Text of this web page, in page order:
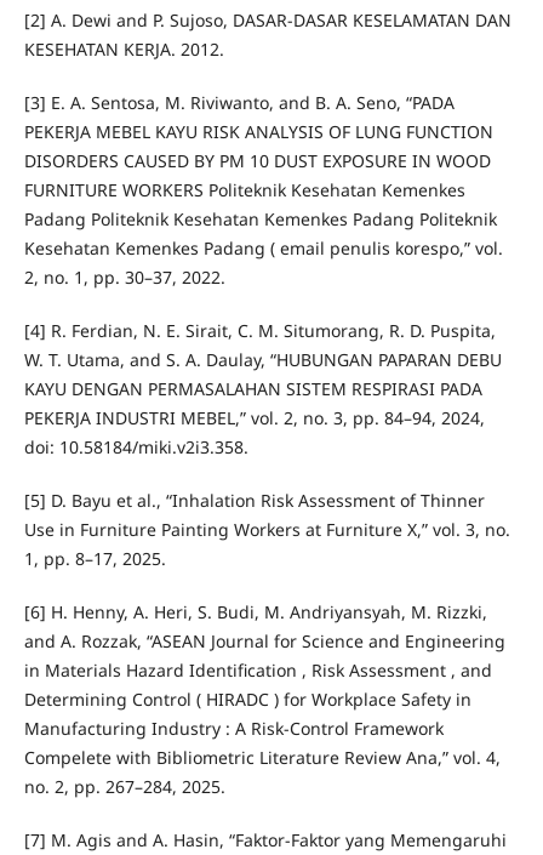
[2] A. Dewi and P. Sujoso, DASAR-DASAR KESELAMATAN DAN
KESEHATAN KERJA. 2012.
[3] E. A. Sentosa, M. Riviwanto, and B. A. Seno, “PADA
PEKERJA MEBEL KAYU RISK ANALYSIS OF LUNG FUNCTION
DISORDERS CAUSED BY PM 10 DUST EXPOSURE IN WOOD
FURNITURE WORKERS Politeknik Kesehatan Kemenkes
Padang Politeknik Kesehatan Kemenkes Padang Politeknik
Kesehatan Kemenkes Padang ( email penulis korespo,” vol.
2, no. 1, pp. 30–37, 2022.
[4] R. Ferdian, N. E. Sirait, C. M. Situmorang, R. D. Puspita,
W. T. Utama, and S. A. Daulay, “HUBUNGAN PAPARAN DEBU
KAYU DENGAN PERMASALAHAN SISTEM RESPIRASI PADA
PEKERJA INDUSTRI MEBEL,” vol. 2, no. 3, pp. 84–94, 2024,
doi: 10.58184/miki.v2i3.358.
[5] D. Bayu et al., “Inhalation Risk Assessment of Thinner
Use in Furniture Painting Workers at Furniture X,” vol. 3, no.
1, pp. 8–17, 2025.
[6] H. Henny, A. Heri, S. Budi, M. Andriyansyah, M. Rizzki,
and A. Rozzak, “ASEAN Journal for Science and Engineering
in Materials Hazard Identification , Risk Assessment , and
Determining Control ( HIRADC ) for Workplace Safety in
Manufacturing Industry : A Risk-Control Framework
Compelete with Bibliometric Literature Review Ana,” vol. 4,
no. 2, pp. 267–284, 2025.
[7] M. Agis and A. Hasin, “Faktor-Faktor yang Memengaruhi